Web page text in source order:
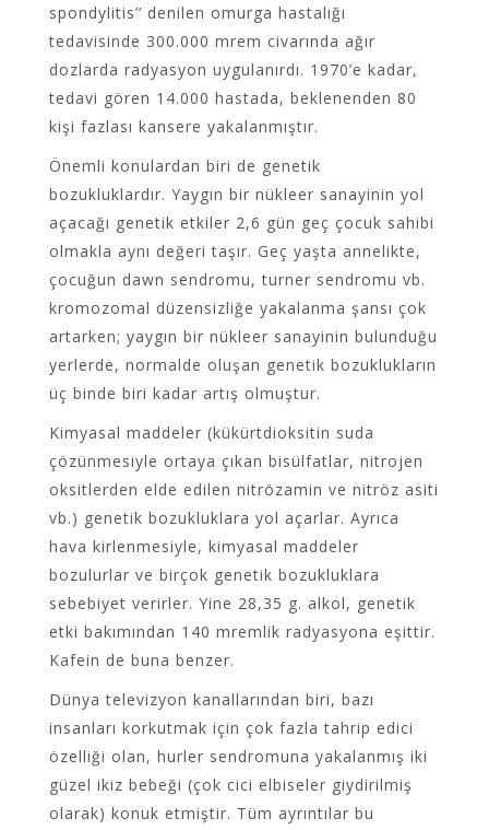
spondylitis’’ denilen omurga hastalığı
tedavisinde 300.000 mrem civarında ağır
dozlarda radyasyon uygulanırdı. 1970’e kadar,
tedavi gören 14.000 hastada, beklenenden 80
kişi fazlası kansere yakalanmıştır.
Önemli konulardan biri de genetik
bozukluklardır. Yaygın bir nükleer sanayinin yol
açacağı genetik etkiler 2,6 gün geç çocuk sahibi
olmakla aynı değeri taşır. Geç yaşta annelikte,
çocuğun dawn sendromu, turner sendromu vb.
kromozomal düzensizliğe yakalanma şansı çok
artarken; yaygın bir nükleer sanayinin bulunduğu
yerlerde, normalde oluşan genetik bozuklukların
üç binde biri kadar artış olmuştur.
Kimyasal maddeler (kükürtdioksitin suda
çözünmesiyle ortaya çıkan bisülfatlar, nitrojen
oksitlerden elde edilen nitrözamin ve nitröz asiti
vb.) genetik bozukluklara yol açarlar. Ayrıca
hava kirlenmesiyle, kimyasal maddeler
bozulurlar ve birçok genetik bozukluklara
sebebiyet verirler. Yine 28,35 g. alkol, genetik
etki bakımından 140 mremlik radyasyona eşittir.
Kafein de buna benzer.
Dünya televizyon kanallarından biri, bazı
insanları korkutmak için çok fazla tahrip edici
özelliği olan, hurler sendromuna yakalanmış iki
güzel ikiz bebeği (çok cici elbiseler giydirilmiş
olarak) konuk etmiştir. Tüm ayrıntılar bu